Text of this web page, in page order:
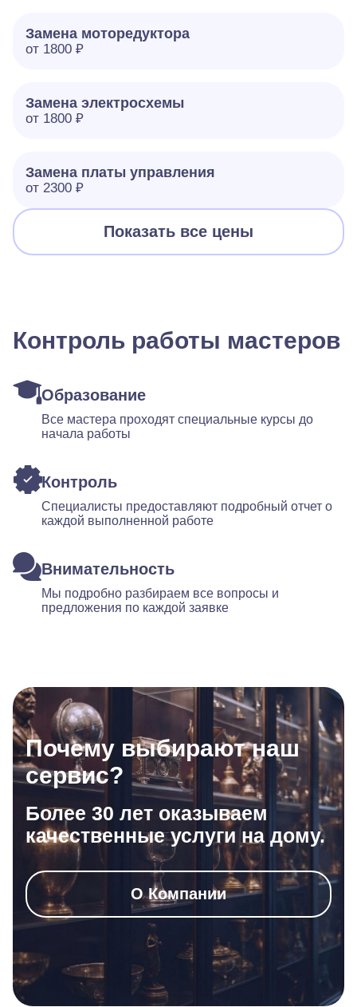
Замена моторедуктора
от 1800 ₽
Замена электросхемы
от 1800 ₽
Замена платы управления
от 2300 ₽
Показать все цены
Контроль работы мастеров
Образование
Все мастера проходят специальные курсы до
начала работы
Контроль
Специалисты предоставляют подробный отчет о
каждой выполненной работе
Внимательность
Мы подробно разбираем все вопросы и
предложения по каждой заявке
Почему выбирают наш
сервис?
Более 30 лет оказываем
качественные услуги на дому.
О Компании